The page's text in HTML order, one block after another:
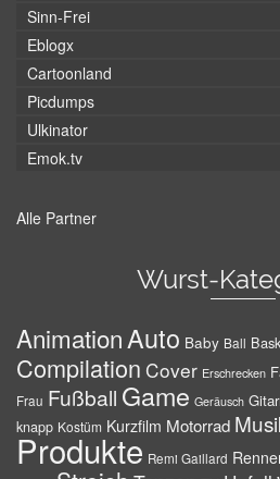
Sinn-Frei
Eblogx
Cartoonland
Picdumps
Ulkinator
Emok.tv
Alle Partner
Wurst-
AnimationAuto Baby Ball
Compilation Cover Erschrecken
Frau Fußball Game Geräusch
knapp Kostüm Kurzfilm Motorrad
Produkte Remi Gaillard